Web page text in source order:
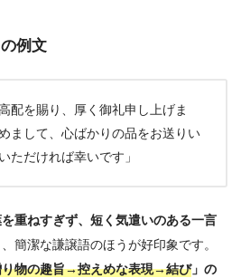
例文
配を賜り、厚く御礼申し上げま
まして、心ばかりの品をお送りい
ただければ幸いです」
重ねすぎず、短く気遣いのある一言
簡潔な謙譲語のほうが好印象です。
物の趣旨→控えめな表現→結び」の